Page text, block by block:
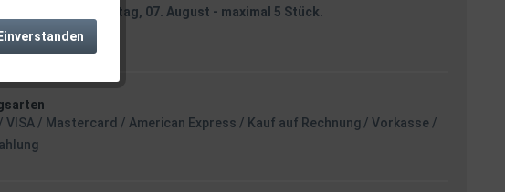
Versand am Freitag, 07. August - maximal 5 Stück.
VISA / Mastercard / American Express / Kauf auf Rechnung / Vorkasse /
Einverstanden